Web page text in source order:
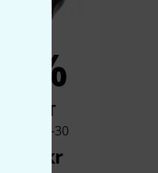
4%
KØBT
Boss DB-30
264 kr